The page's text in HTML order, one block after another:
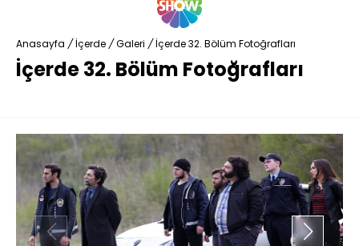
Anasayfa / İçerde / Galeri / İçerde 32. Bölüm Fotoğrafları
İçerde 32. Bölüm Fotoğrafları